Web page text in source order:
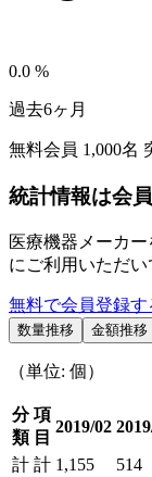
0.0 %
過去6ヶ月
無料会員 1,000名
統計情報は会
医療機器メーカ
にご利用いただい
無料で会員登録す
数量推移 金額推移
（単位: 個）
分
類
項
目
2019/02
計 計 1,155 514